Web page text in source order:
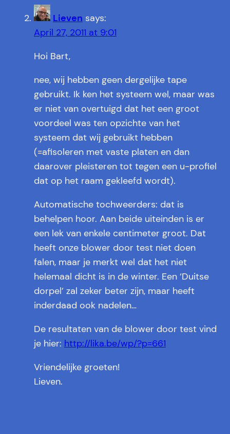
Lieven says:
April 27, 2011 at 9:01
Hoi Bart,
nee, wij hebben geen dergelijke tape
gebruikt. Ik ken het systeem wel, maar was
er niet van overtuigd dat het een groot
voordeel was ten opzichte van het
systeem dat wij gebruikt hebben
(=afisoleren met vaste platen en dan
daarover pleisteren tot tegen een u-profiel
dat op het raam gekleefd wordt).
Automatische tochweerders: dat is
behelpen hoor. Aan beide uiteinden is er
een lek van enkele centimeter groot. Dat
heeft onze blower door test niet doen
falen, maar je merkt wel dat het niet
helemaal dicht is in de winter. Een ‘Duitse
dorpel’ zal zeker beter zijn, maar heeft
inderdaad ook nadelen…
De resultaten van de blower door test vind
je hier: http://lika.be/wp/?p=661
Vriendelijke groeten!
Lieven.